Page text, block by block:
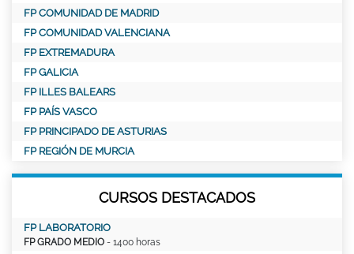
FP COMUNIDAD DE MADRID
FP COMUNIDAD VALENCIANA
FP EXTREMADURA
FP GALICIA
FP ILLES BALEARS
FP PAÍS VASCO
FP PRINCIPADO DE ASTURIAS
FP REGIÓN DE MURCIA
CURSOS DESTACADOS
FP LABORATORIO
FP GRADO MEDIO - 1400 horas